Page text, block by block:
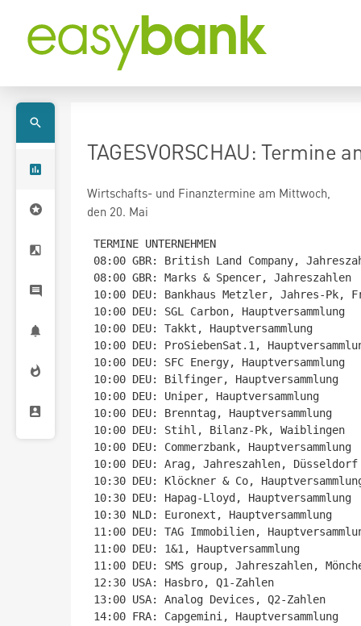
TAGESVORSCHAU: Termine
Wirtschafts- und Finanztermine am Mittwoch,
den 20. Mai
TERMINE UNTERNEHMEN
08:00 GBR: British Land Company,
08:00 GBR: Marks & Spencer, Jahreszahlen
10:00 DEU: Bankhaus Metzler, Jahres-Pk,
10:00 DEU: SGL Carbon, Hauptversammlung
10:00 DEU: Takkt, Hauptversammlung
10:00 DEU: ProSiebenSat.1,
10:00 DEU: SFC Energy, Hauptversammlung
10:00 DEU: Bilfinger, Hauptversammlung
10:00 DEU: Uniper, Hauptversammlung
10:00 DEU: Brenntag, Hauptversammlung
10:00 DEU: Stihl, Bilanz-Pk, Waiblingen
10:00 DEU: Commerzbank, Hauptversammlung
10:00 DEU: Arag, Jahreszahlen, Düsseldorf
10:30 DEU: Klöckner & Co,
10:30 DEU: Hapag-Lloyd, Hauptversammlung
10:30 NLD: Euronext, Hauptversammlung
11:00 DEU: TAG Immobilien,
11:00 DEU: 1&1, Hauptversammlung
11:00 DEU: SMS group, Jahreszahlen,
12:30 USA: Hasbro, Q1-Zahlen
13:00 USA: Analog Devices, Q2-Zahlen
14:00 FRA: Capgemini, Hauptversammlung